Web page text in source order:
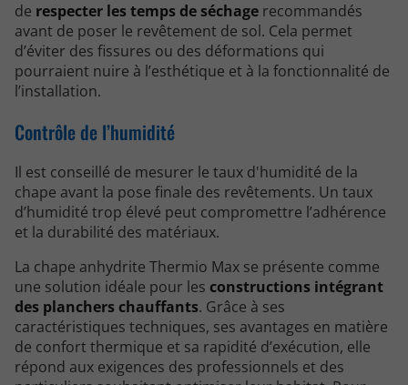
de respecter les temps de séchage recommandés
avant de poser le revêtement de sol. Cela permet
d’éviter des fissures ou des déformations qui
pourraient nuire à l’esthétique et à la fonctionnalité de
l’installation.
Contrôle de l’humidité
Il est conseillé de mesurer le taux d'humidité de la
chape avant la pose finale des revêtements. Un taux
d’humidité trop élevé peut compromettre l’adhérence
et la durabilité des matériaux.
La chape anhydrite Thermio Max se présente comme
une solution idéale pour les constructions intégrant
des planchers chauffants. Grâce à ses
caractéristiques techniques, ses avantages en matière
de confort thermique et sa rapidité d’exécution, elle
répond aux exigences des professionnels et des